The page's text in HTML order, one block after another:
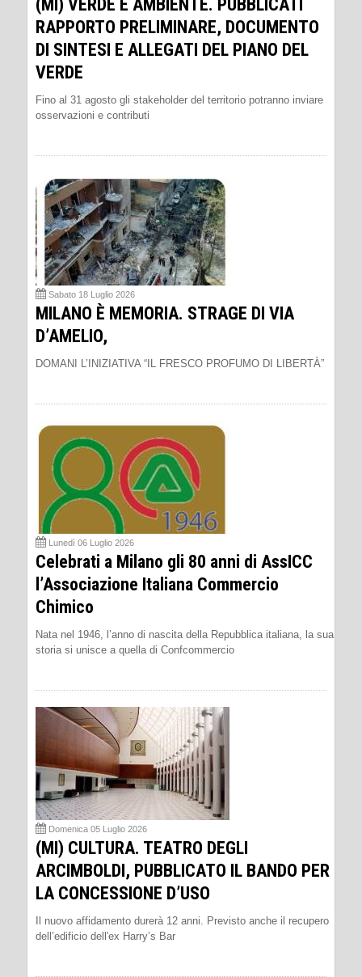
(MI) VERDE E AMBIENTE. PUBBLICATI
RAPPORTO PRELIMINARE, DOCUMENTO
DI SINTESI E ALLEGATI DEL PIANO DEL
VERDE
Fino al 31 agosto gli stakeholder del territorio potranno inviare
osservazioni e contributi
Sabato 18 Luglio 2026
MILANO È MEMORIA. STRAGE DI VIA
D’AMELIO,
DOMANI L’INIZIATIVA “IL FRESCO PROFUMO DI LIBERTÀ”
Lunedì 06 Luglio 2026
Celebrati a Milano gli 80 anni di AssICC
l’Associazione Italiana Commercio
Chimico
Nata nel 1946, l’anno di nascita della Repubblica italiana, la sua
storia si unisce a quella di Confcommercio
Domenica 05 Luglio 2026
(MI) CULTURA. TEATRO DEGLI
ARCIMBOLDI, PUBBLICATO IL BANDO PER
LA CONCESSIONE D’USO
Il nuovo affidamento durerà 12 anni. Previsto anche il recupero
dell’edificio dell'ex Harry’s Bar